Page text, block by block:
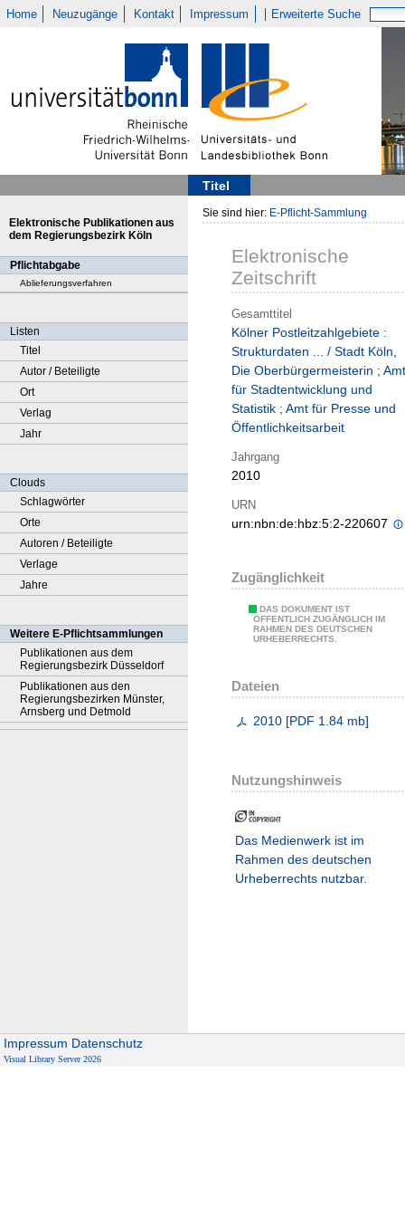
Home Neuzugänge Kontakt Impressum Erweiterte Suche
Titel
Elektronische Publikationen aus
dem Regierungsbezirk Köln
Pflichtabgabe
Ablieferungsverfahren
Listen
Titel
Autor / Beteiligte
Ort
Verlag
Jahr
Clouds
Schlagwörter
Orte
Autoren / Beteiligte
Verlage
Jahre
Weitere E-Pflichtsammlungen
Publikationen aus dem
Regierungsbezirk Düsseldorf
Publikationen aus den
Regierungsbezirken Münster,
Arnsberg und Detmold
Sie sind hier: E-Pflicht-Sammlung
Elektronische
Zeitschrift
Gesamttitel
Kölner Postleitzahlgebiete :
Strukturdaten ... / Stadt Köln,
Die Oberbürgermeisterin ; Amt
für Stadtentwicklung und
Statistik ; Amt für Presse und
Öffentlichkeitsarbeit
Jahrgang
2010
URN
urn:nbn:de:hbz:5:2-220607
Zugänglichkeit
DAS DOKUMENT IST
ÖFFENTLICH ZUGÄNGLICH IM
RAHMEN DES DEUTSCHEN
URHEBERRECHTS.
Dateien
2010 [PDF 1.84 mb]
Nutzungshinweis
Das Medienwerk ist im
Rahmen des deutschen
Urheberrechts nutzbar.
Impressum Datenschutz
Visual Library Server 2026